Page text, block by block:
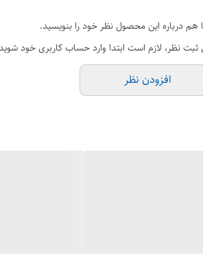
هم درباره این محصول نظر خود را بنویسید.
ثبت نظر، لازم است ابتدا وارد حساب کاربری خود
افزودن نظر